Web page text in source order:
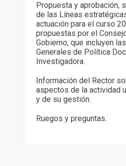
Propuesta y aprobación,
de las Líneas
actuación para el curso
propuestas por el
Gobierno, que incluyen
Generales de Política
Investigadora.
Información del Rector
aspectos de la actividad
y de su gestión.
Ruegos y preguntas.